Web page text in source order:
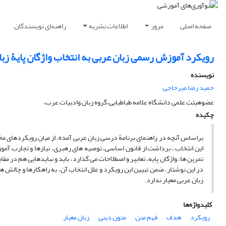
صفحه اصلی مرور اطلاعات نشریه راهنمای نویسندگان
رویکرد آموزش رسمی زبان عربی به انتخاب واژگان پایۀ
نویسنده
حمید رضا میرحاجی
عضوهیئت علمی دانشگاه علامه طباطبایی،گروه زبان وادبیات عرب،
چکیده
براساس آنچه در راهنمای برنامۀ درسی زبان عربی آمده، از میان
این انتخاب ، برداشت از قانون اساسی، توصیه های رهبری، نیازها و تجارب
تمرین ها، واژگان پایه، تعابیر و اصطلاحات می گذارد، باید و نبایدهایی هم
در این نوشتار، ضمن تبیین این رویکرد و علل انتخاب آن، به راهکارها و
زبان عربی معیار ندارد.
کلیدواژه‌ها
رویکرد
هدف فهم متن متون دینی زبان معیار